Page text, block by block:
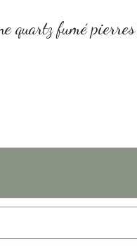
quartz fumé